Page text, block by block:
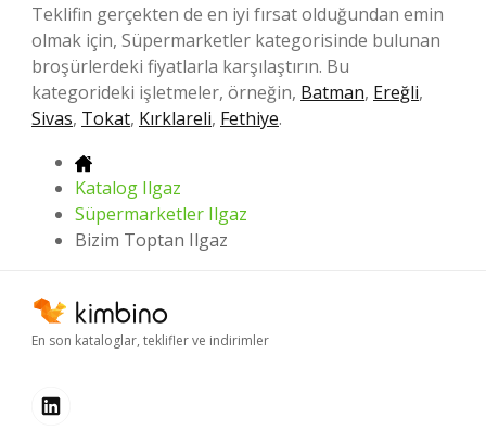
Teklifin gerçekten de en iyi fırsat olduğundan emin
olmak için, Süpermarketler kategorisinde bulunan
broşürlerdeki fiyatlarla karşılaştırın. Bu
kategorideki işletmeler, örneğin, Batman, Ereğli,
Sivas, Tokat, Kırklareli, Fethiye.
Katalog Ilgaz
Süpermarketler Ilgaz
Bizim Toptan Ilgaz
En son kataloglar, teklifler ve indirimler